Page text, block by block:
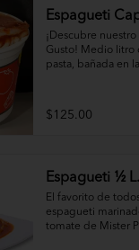
Espagueti
¡Descubre
Gusto! Medio litro
pasta, bañada en
¡Puedes
ingredientes
$125.00
Espagueti ½ L.
El favorito de
espagueti
tomate de Mister